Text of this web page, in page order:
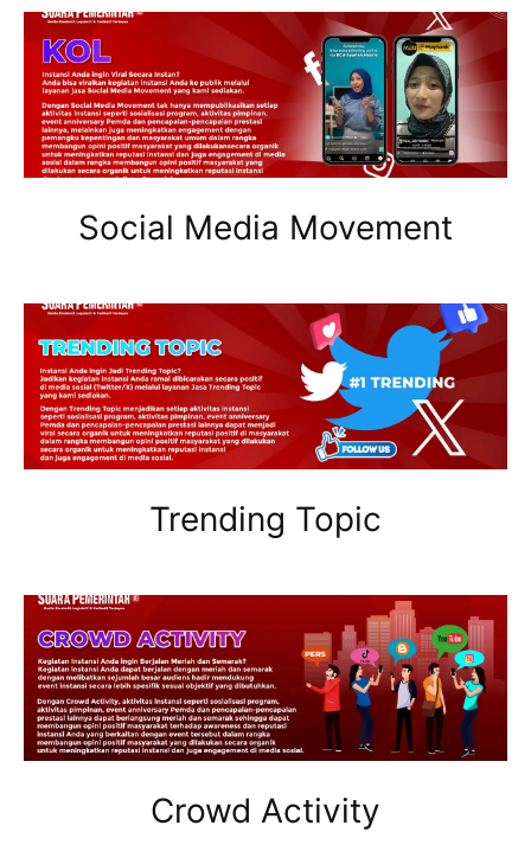
Social Media Movement
Trending Topic
Crowd Activity